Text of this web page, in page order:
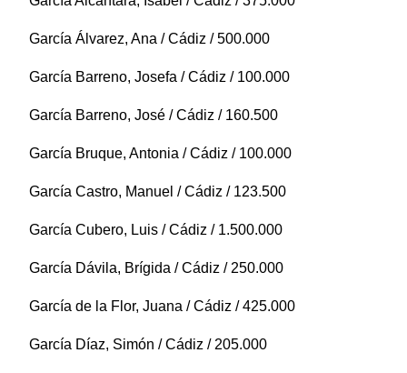
García Álvarez, Ana / Cádiz / 500.000
García Barreno, Josefa / Cádiz / 100.000
García Barreno, José / Cádiz / 160.500
García Bruque, Antonia / Cádiz / 100.000
García Castro, Manuel / Cádiz / 123.500
García Cubero, Luis / Cádiz / 1.500.000
García Dávila, Brígida / Cádiz / 250.000
García de la Flor, Juana / Cádiz / 425.000
García Díaz, Simón / Cádiz / 205.000